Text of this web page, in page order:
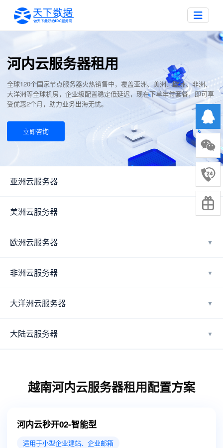
河内云服务器租用
全球120个国家节点服务器火热销售中，覆盖亚洲、美洲、欧洲、非洲、
大洋洲等全球机房，企业级配置稳定低延迟，现在下单年付套餐，即可享
受优惠2个月，助力业务出海无忧。
立即咨询
亚洲云服务器 ▼
美洲云服务器 ▼
欧洲云服务器 ▼
非洲云服务器 ▼
大洋洲云服务器 ▼
大陆云服务器 ▼
越南河内云服务器租用配置方案
河内云秒开02-智能型
适用于小型企业建站、企业邮箱